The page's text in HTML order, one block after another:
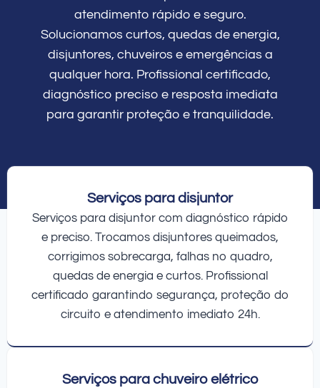
atendimento rápido e seguro.
Solucionamos curtos, quedas de energia,
disjuntores, chuveiros e emergências a
qualquer hora. Profissional certificado,
diagnóstico preciso e resposta imediata
para garantir proteção e tranquilidade.
Serviços para disjuntor
Serviços para disjuntor com diagnóstico rápido
e preciso. Trocamos disjuntores queimados,
corrigimos sobrecarga, falhas no quadro,
quedas de energia e curtos. Profissional
certificado garantindo segurança, proteção do
circuito e atendimento imediato 24h.
Serviços para chuveiro elétrico